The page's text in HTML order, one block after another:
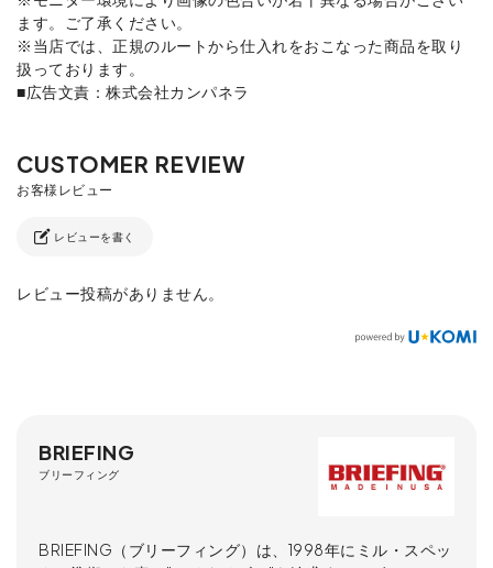
ます。ご了承ください。
※当店では、正規のルートから仕入れをおこなった商品を取り
扱っております。
■広告文責：株式会社カンパネラ
レビューを書く
レビュー投稿がありません。
BRIEFING
ブリーフィング
BRIEFING（ブリーフィング）は、1998年にミル・スペッ